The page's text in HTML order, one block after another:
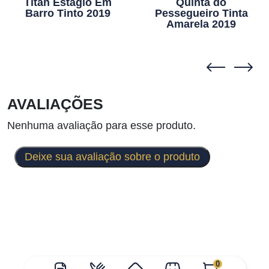
0
Titan Estágio Em
Barro Tinto 2019
Quinta do
Pessegueiro Tinta
Amarela 2019
AVALIAÇÕES
Nenhuma avaliação para esse produto.
Deixe sua avaliação sobre o produto